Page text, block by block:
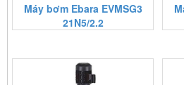
Máy bơm Ebara EVMSG3
21N5/2.2